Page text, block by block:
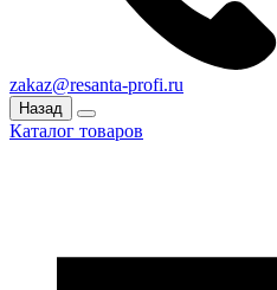
zakaz@resanta-profi.ru
Назад
Каталог товаров